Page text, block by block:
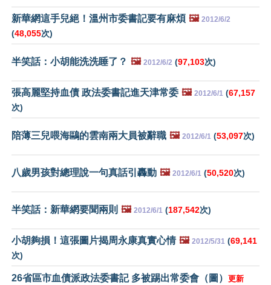
新華網這手兒絕！溫州市委書記要有麻煩 🖼️ 2012/6/2
(48,055次)
半笑話：小胡能洗洗睡了？ 🖼️ 2012/6/2 (97,103次)
張高麗堅持血債 政法委書記進天津常委 🖼️ 2012/6/1 (67,157
次)
陪薄三兒喂海鷗的雲南兩大員被辭職 🖼️ 2012/6/1 (53,097次)
八歲男孩對總理說一句真話引轟動 🖼️ 2012/6/1 (50,520次)
半笑話：新華網要聞兩則 🖼️ 2012/6/1 (187,542次)
小胡夠損！這張圖片揭周永康真實心情 🖼️ 2012/5/31 (69,141
次)
26省區市血債派政法委書記 多被踢出常委會（圖） 更新